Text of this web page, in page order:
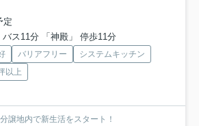
定
ス11分 「神殿」 停歩11分
バリアフリー
システムキッチン
以上
譲地内で新生活をスタート！